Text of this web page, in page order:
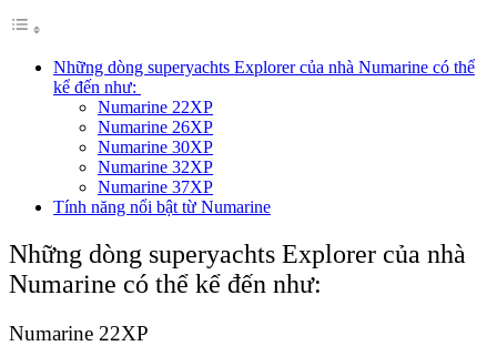
Những dòng superyachts Explorer của nhà Numarine có thể
kể đến như:
Numarine 22XP
Numarine 26XP
Numarine 30XP
Numarine 32XP
Numarine 37XP
Tính năng nổi bật từ Numarine
Những dòng superyachts Explorer của nhà
Numarine có thể kể đến như:
Numarine 22XP